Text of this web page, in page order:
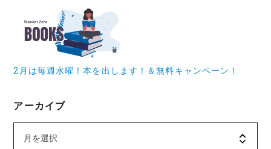
2月は毎週水曜！本を出します！＆無料キャンペーン！
アーカイブ